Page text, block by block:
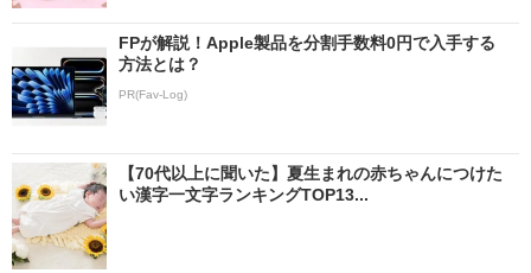
FPが解説！Apple製品を分割手数料0円で入手する
方法とは？
PR(Fav-Log)
【70代以上に聞いた】夏生まれの赤ちゃんにつけた
い漢字一文字ランキングTOP13...